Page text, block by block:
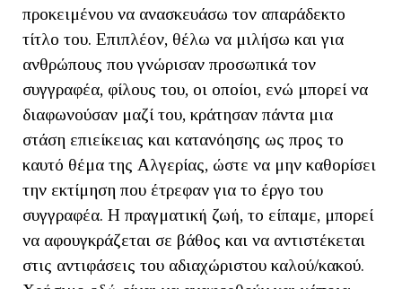
προκειμένου να ανασκευάσω τον απαράδεκτο
τίτλο του. Επιπλέον, θέλω να μιλήσω και για
ανθρώπους που γνώρισαν προσωπικά τον
συγγραφέα, φίλους του, οι οποίοι, ενώ μπορεί να
διαφωνούσαν μαζί του, κράτησαν πάντα μια
στάση επιείκειας και κατανόησης ως προς το
καυτό θέμα της Αλγερίας, ώστε να μην καθορίσει
την εκτίμηση που έτρεφαν για το έργο του
συγγραφέα. Η πραγματική ζωή, το είπαμε, μπορεί
να αφουγκράζεται σε βάθος και να αντιστέκεται
στις αντιφάσεις του αδιαχώριστου καλού/κακού.